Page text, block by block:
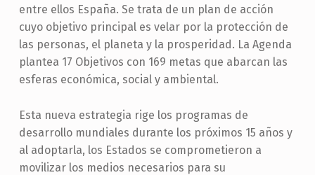
entre ellos España. Se trata de un plan de acción
cuyo objetivo principal es velar por la protección de
las personas, el planeta y la prosperidad. La Agenda
plantea 17 Objetivos con 169 metas que abarcan las
esferas económica, social y ambiental.
Esta nueva estrategia rige los programas de
desarrollo mundiales durante los próximos 15 años y
al adoptarla, los Estados se comprometieron a
movilizar los medios necesarios para su